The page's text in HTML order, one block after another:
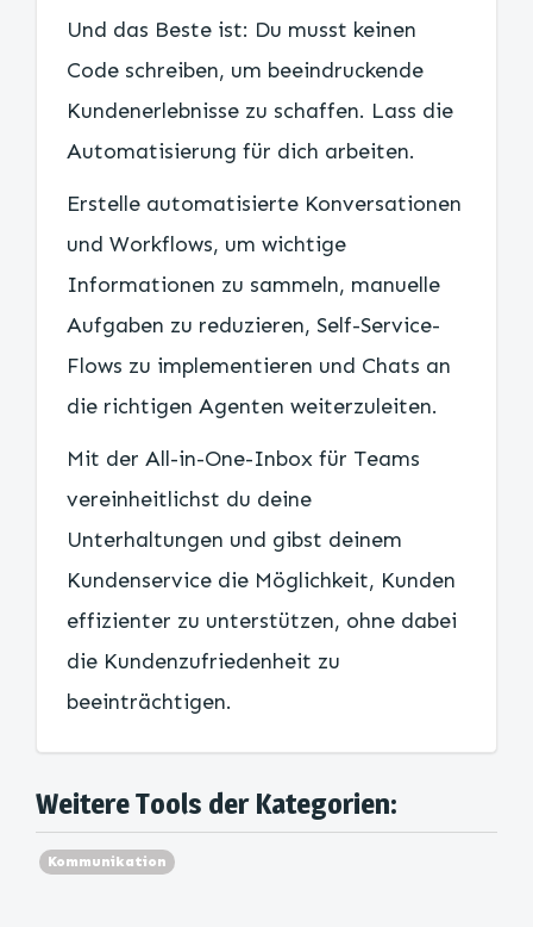
Und das Beste ist: Du musst keinen
Code schreiben, um beeindruckende
Kundenerlebnisse zu schaffen. Lass die
Automatisierung für dich arbeiten.
Erstelle automatisierte Konversationen
und Workflows, um wichtige
Informationen zu sammeln, manuelle
Aufgaben zu reduzieren, Self-Service-
Flows zu implementieren und Chats an
die richtigen Agenten weiterzuleiten.
Mit der All-in-One-Inbox für Teams
vereinheitlichst du deine
Unterhaltungen und gibst deinem
Kundenservice die Möglichkeit, Kunden
effizienter zu unterstützen, ohne dabei
die Kundenzufriedenheit zu
beeinträchtigen.
Weitere Tools der Kategorien:
Kommunikation